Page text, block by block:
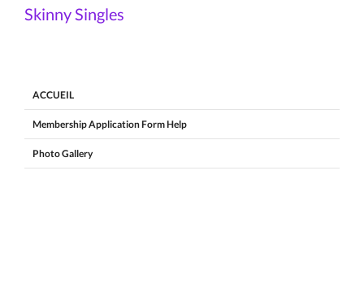
Skinny Singles
ACCUEIL
Membership Application Form Help
Photo Gallery